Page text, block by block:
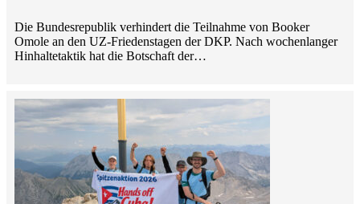
Die Bundesrepublik verhindert die Teilnahme von Booker
Omole an den UZ-Friedenstagen der DKP. Nach wochenlanger
Hinhaltetaktik hat die Botschaft der…